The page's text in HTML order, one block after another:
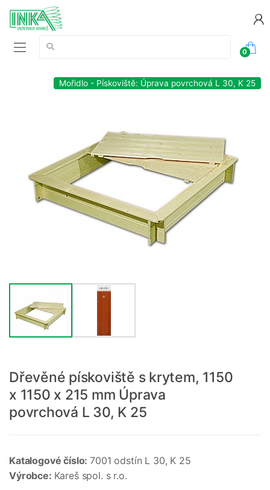
Vyhledávání:
0
Mořidlo - Pískoviště: Úprava povrchová L 30, K 25
Dřevěné pískoviště s krytem, 1150
x 1150 x 215 mm Úprava
povrchová L 30, K 25
Katalogové číslo: 7001 odstín L 30, K 25
Výrobce: Kareš spol. s r.o.